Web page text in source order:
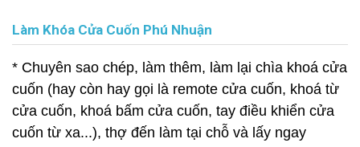
Làm Khóa Cửa Cuốn Phú Nhuận
* Chuyên sao chép, làm thêm, làm lại chìa khoá cửa
cuốn (hay còn hay gọi là remote cửa cuốn, khoá từ
cửa cuốn, khoá bấm cửa cuốn, tay điều khiển cửa
cuốn từ xa...), thợ đến làm tại chỗ và lấy ngay